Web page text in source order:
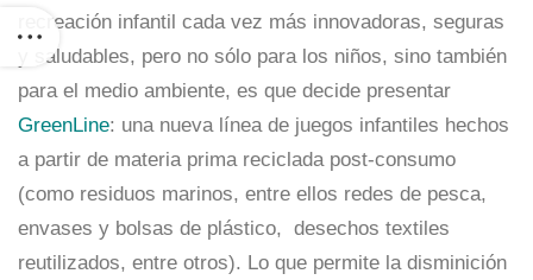
recreación infantil cada vez más innovadoras, seguras
y saludables, pero no sólo para los niños, sino también
para el medio ambiente, es que decide presentar
GreenLine: una nueva línea de juegos infantiles hechos
a partir de materia prima reciclada post-consumo
(como residuos marinos, entre ellos redes de pesca,
envases y bolsas de plástico, desechos textiles
reutilizados, entre otros). Lo que permite la disminición